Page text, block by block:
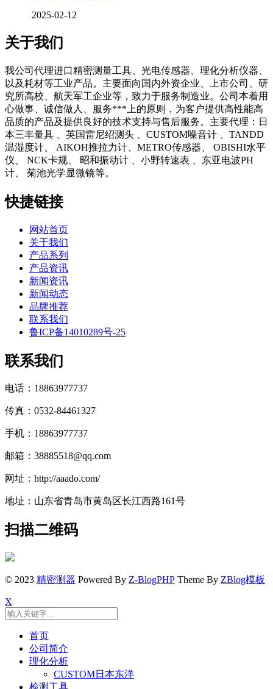
2025-02-12
关于我们
我公司代理进口精密测量工具、光电传感器、理化分析仪器、
以及耗材等工业产品。主要面向国内外资企业、上市公司、研
究所高校、航天军工企业等，致力于服务制造业。公司本着用
心做事、诚信做人、服务***上的原则，为客户提供高性能高
品质的产品及提供良好的技术支持与售后服务。主要代理：日
本三丰量具 、英国雷尼绍测头 、CUSTOM噪音计 、TANDD
温湿度计、 AIKOH推拉力计、METRO传感器、 OBISHI水平
仪、 NCK卡规、 昭和振动计 、小野转速表 、东亚电波PH
计、 菊池光学显微镜等。
快捷链接
网站首页
关于我们
产品系列
产品资讯
新闻资讯
新闻动态
品牌推荐
联系我们
鲁ICP备14010289号-25
联系我们
电话：18863977737
传真：0532-84461327
手机：18863977737
邮箱：38885518@qq.com
网址：http://aaado.com/
地址：山东省青岛市黄岛区长江西路161号
扫描二维码
© 2023 精密测器 Powered By Z-BlogPHP Theme By ZBlog模板
X
首页
公司简介
理化分析
CUSTOM日本东洋